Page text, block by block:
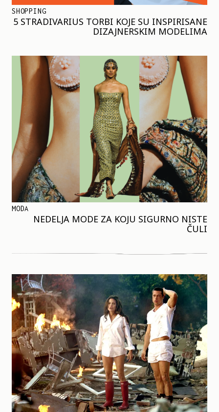
SHOPPING
5 STRADIVARIUS TORBI KOJE SU INSPIRISANE
DIZAJNERSKIM MODELIMA
MODA
NEDELJA MODE ZA KOJU SIGURNO NISTE
ČULI